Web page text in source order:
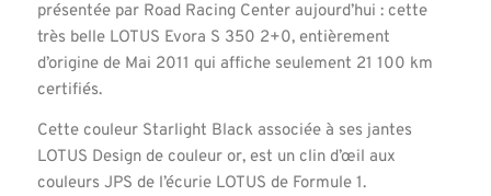
présentée par Road Racing Center aujourd’hui : cette
très belle LOTUS Evora S 350 2+0, entièrement
d’origine de Mai 2011 qui affiche seulement 21 100 km
certifiés.
Cette couleur Starlight Black associée à ses jantes
LOTUS Design de couleur or, est un clin d’œil aux
couleurs JPS de l’écurie LOTUS de Formule 1.